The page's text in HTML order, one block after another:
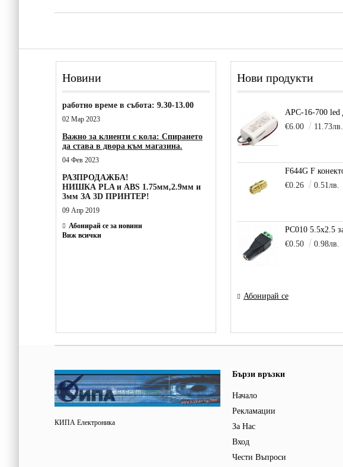
Новини
работно време в събота: 9.30-13.00
02 Мар 2023
Важно за клиенти с кола: Спирането
да става в двора към магазина.
04 Фев 2023
РАЗПРОДАЖБА!
НИШКА PLA и ABS 1.75мм,2.9мм и
3мм ЗА 3D ПРИНТЕР!
09 Апр 2019
Абонирай се за новини
Виж всички
Нови продукти
€6.00
11.73лв.
€0.26
0.51лв.
€0.50
0.98лв.
Абонирай се
КИПА Електроника
Бързи връзки
Начало
Рекламации
За Нас
Вход
Чести Въпроси